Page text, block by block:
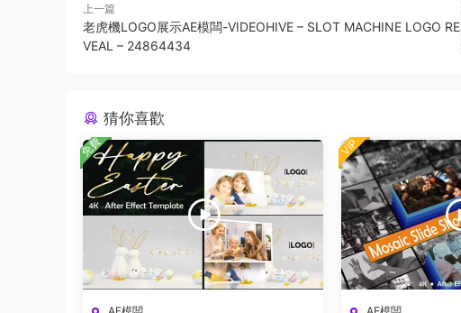
上一篇
老虎機LOGO展示AE模闆-VIDEOHIVE – SLOT MACHINE LOGO RE
VEAL – 24864434
猜你喜歡
免費 VIP